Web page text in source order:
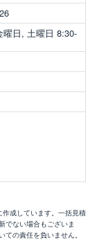
日, 土曜日 8:30-
成しています。一括見積
でない場合もございま
の責任を負いません。